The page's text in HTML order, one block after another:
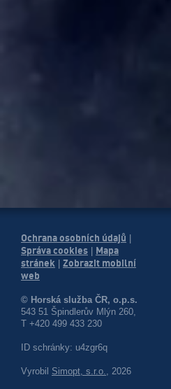
Ochrana osobních údajů
Správa cookies
Mapa
stránek
Zobrazit mobilní
web
© Horská služba ČR, o.p.s.
543 51 Špindlerův Mlýn 260,
T +420 499 433 230
ID schránky: u4zgr6q
Vyrobil Simopt, s.r.o., 2026